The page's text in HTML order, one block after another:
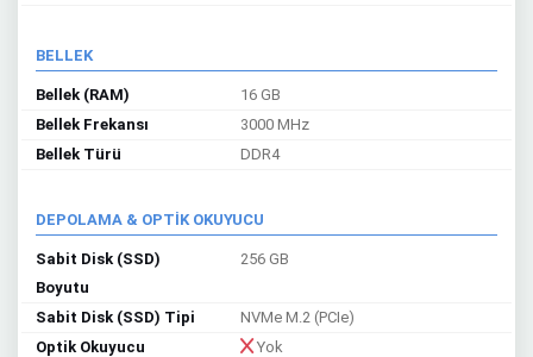
BELLEK
Bellek (RAM)
16 GB
Bellek Frekansı
3000 MHz
Bellek Türü
DDR4
DEPOLAMA & OPTİK OKUYUCU
Sabit Disk (SSD)
Boyutu
256 GB
Sabit Disk (SSD) Tipi
NVMe M.2 (PCIe)
Optik Okuyucu
Yok